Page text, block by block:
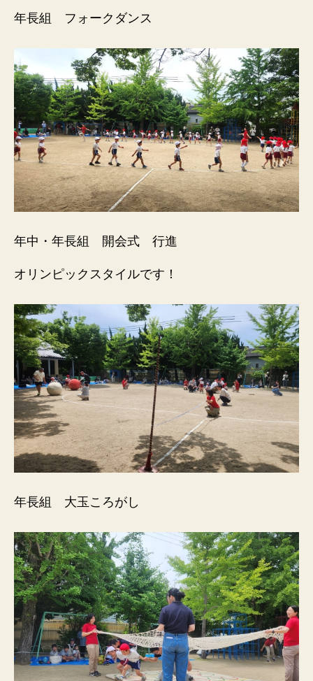
年長組 フォークダンス
年中・年長組 開会式 行進
オリンピックスタイルです！
年長組 大玉ころがし